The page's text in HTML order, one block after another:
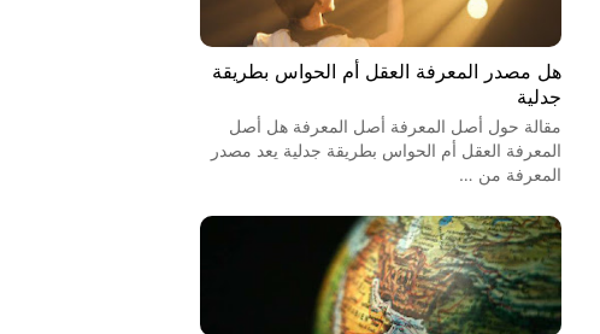
هل مصدر المعرفة العقل أم الحواس بطريقة
جدلية
مقالة حول أصل المعرفة أصل المعرفة هل أصل
المعرفة العقل أم الحواس بطريقة جدلية يعد مصدر
المعرفة من …